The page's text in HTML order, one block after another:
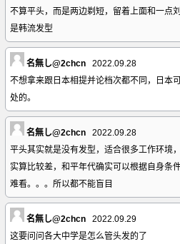
不算平头，而是两边剃短，留着上面和一点
是韩流发型
名無し@2chcn
2022.09.28
不想拿来跟日本相提并论档次都不同，日本
处的。
名無し@2chcn
2022.09.28
平头其实就是没有发型，适合很多工作环境
实算比较差，和平年代确实可以根据自身条
难看。。。所以都不能盲目
名無し@2chcn
2022.09.29
这要问问各大中学是怎么管头发的了